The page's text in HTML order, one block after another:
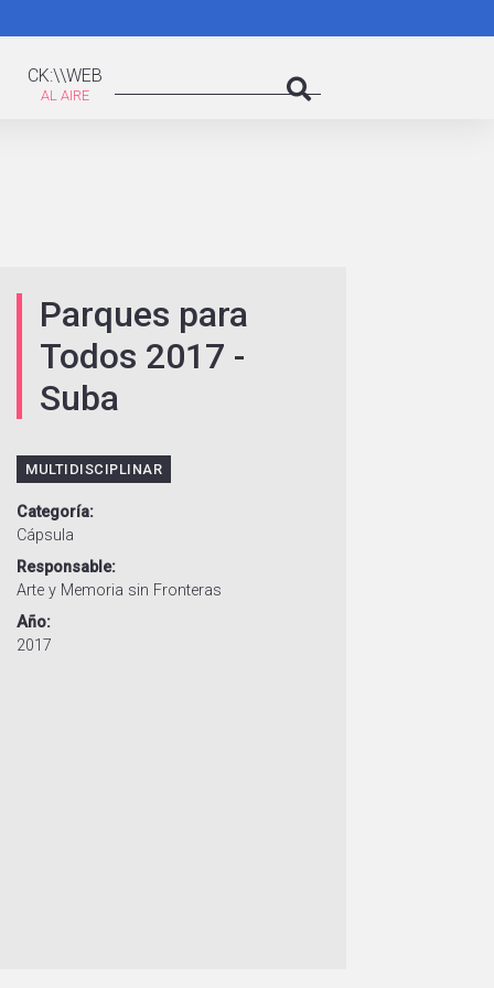
CK:\\WEB
Parques para
Todos 2017 -
Suba
MULTIDISCIPLINAR
Categoría
Cápsula
Responsable
Arte y Memoria sin Fronteras
Año
2017